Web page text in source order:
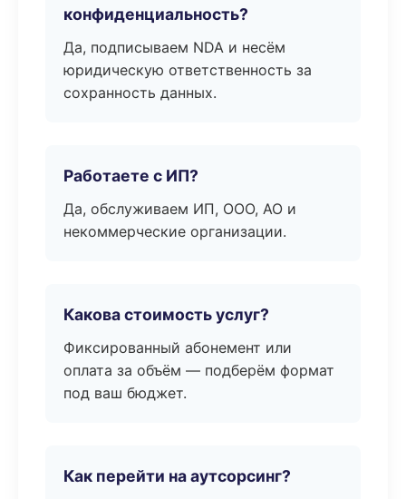
конфиденциальность?
Да, подписываем NDA и несём
юридическую ответственность за
сохранность данных.
Работаете с ИП?
Да, обслуживаем ИП, ООО, АО и
некоммерческие организации.
Какова стоимость услуг?
Фиксированный абонемент или
оплата за объём — подберём формат
под ваш бюджет.
Как перейти на аутсорсинг?